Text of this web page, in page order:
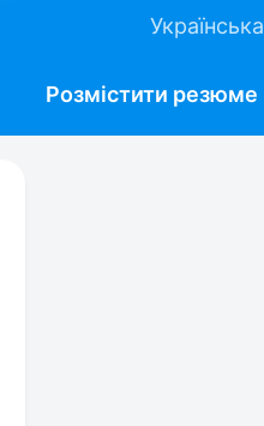
Українська
Розмістити резюме